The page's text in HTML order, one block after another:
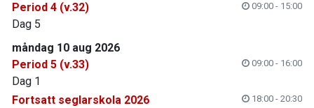
Period 4 (v.32)
09:00 - 15:00
Dag 5
måndag 10 aug 2026
Period 5 (v.33)
09:00 - 16:00
Dag 1
Fortsatt seglarskola 2026
18:00 - 20:30